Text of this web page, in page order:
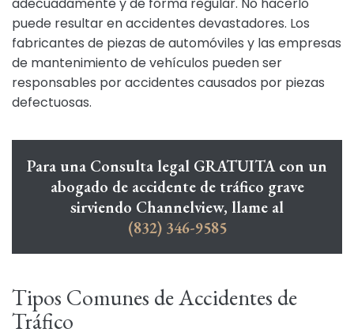
puede resultar en accidentes devastadores. Los
fabricantes de piezas de automóviles y las empresas
de mantenimiento de vehículos pueden ser
responsables por accidentes causados por piezas
defectuosas.
Para una Consulta legal GRATUITA con un
abogado de accidente de tráfico grave
sirviendo Channelview, llame al
(832) 346-9585
Tipos Comunes de Accidentes de
Tráfico